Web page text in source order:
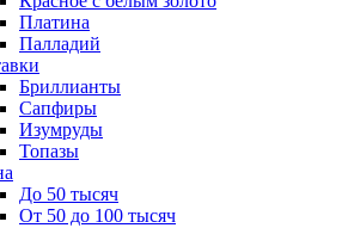
Платина
Палладий
Бриллианты
Сапфиры
Изумруды
Топазы
До 50 тысяч
От 50 до 100 тысяч